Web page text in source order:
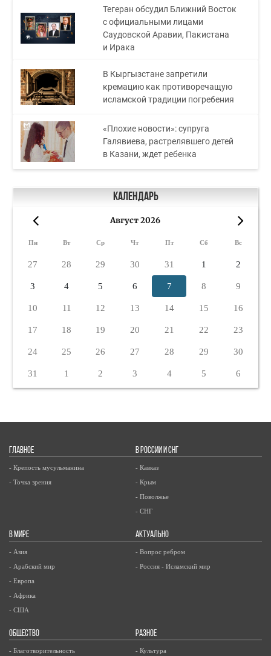
Тегеран обсудил Ближний Восток
с официальными лицами
Саудовской Аравии, Пакистана
и Ирака
В Кыргызстане запретили
кремацию как противоречащую
исламской традиции погребения
«Плохие новости»: супруга
Галявиева, растрелявшего детей
в Казани, ждет ребенка
Календарь
Август 2026
Пн Вт Ср Чт Пт Сб Вс
27 28 29 30 31 1 2
3 4 5 6 7 8 9
10 11 12 13 14 15 16
17 18 19 20 21 22 23
24 25 26 27 28 29 30
31 1 2 3 4 5 6
ГЛАВНОЕ
- Крепость мусульманина
- Точка зрения
В РОССИИ И СНГ
- Кавказ
- Крым
- Поволжье
- СНГ
В МИРЕ
- Азия
- Арабский мир
- Европа
- Африка
- США
АКТУАЛЬНО
- Вопрос ребром
- Россия - Исламский мир
ОБЩЕСТВО
- Благотворительность
РАЗНОЕ
- Культура